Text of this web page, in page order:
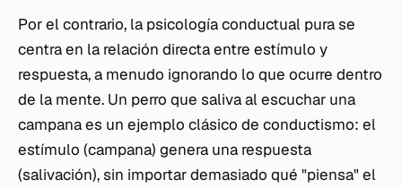
Por el contrario, la psicología conductual pura se
centra en la relación directa entre estímulo y
respuesta, a menudo ignorando lo que ocurre dentro
de la mente. Un perro que saliva al escuchar una
campana es un ejemplo clásico de conductismo: el
estímulo (campana) genera una respuesta
(salivación), sin importar demasiado qué "piensa" el